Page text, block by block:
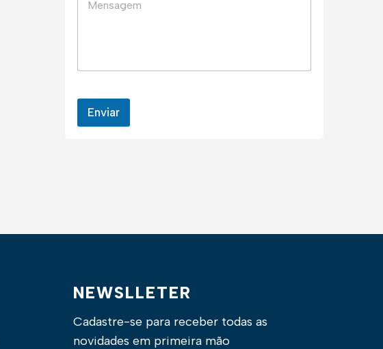
Enviar
NEWSLLETER
Cadastre-se para receber todas as
novidades em primeira mão